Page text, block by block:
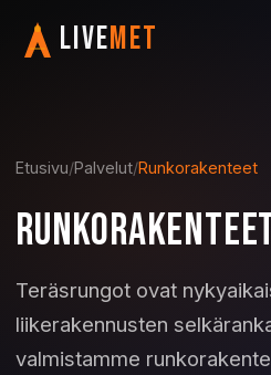
LIVEMET
Etusivu/Palvelut/Runkorakenteet
Teräsrungot ovat
liikerakennusten
valmistamme